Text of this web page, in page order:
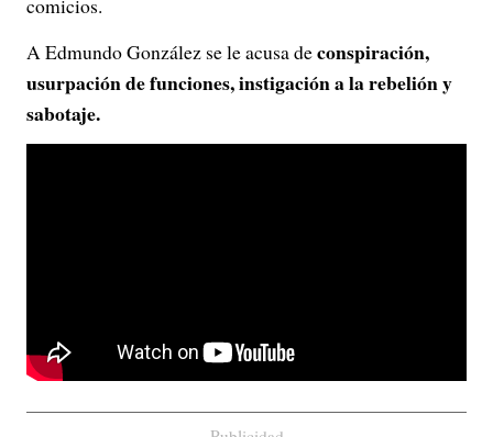
comicios.
A Edmundo González se le acusa deconspiración,
usurpación de funciones, instigación a la rebelión y
sabotaje.